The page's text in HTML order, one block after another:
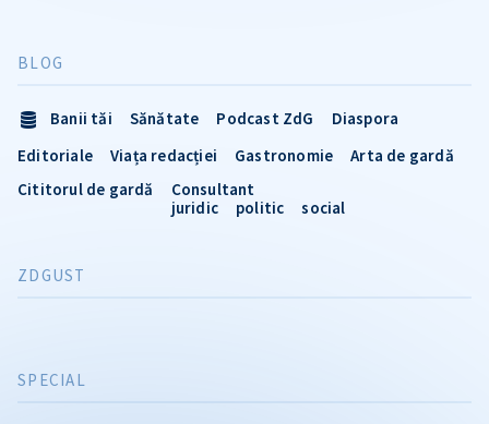
SPECIAL
BLOG
Banii tăi Sănătate Podcast ZdG
Diaspora
Editoriale
Viața redacției Gastronomie
Arta de gardă
Cititorul de gardă
Consultant
juridic
politic social
ZDGUST